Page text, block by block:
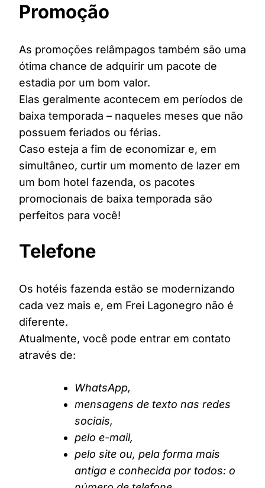
Promoção
As promoções relâmpagos também são uma
ótima chance de adquirir um pacote de
estadia por um bom valor.
Elas geralmente acontecem em períodos de
baixa temporada – naqueles meses que não
possuem feriados ou férias.
Caso esteja a fim de economizar e, em
simultâneo, curtir um momento de lazer em
um bom hotel fazenda, os pacotes
promocionais de baixa temporada são
perfeitos para você!
Telefone
Os hotéis fazenda estão se modernizando
cada vez mais e, em Frei Lagonegro não é
diferente.
Atualmente, você pode entrar em contato
através de:
WhatsApp,
mensagens de texto nas redes
sociais,
pelo e-mail,
pelo site ou, pela forma mais
antiga e conhecida por todos: o